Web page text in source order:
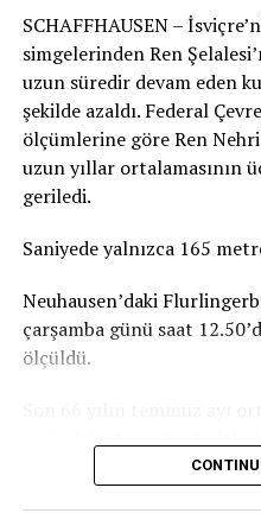
durumun genel olarak
Basel-Landschaft yetkilileri
insanların yemek yemek
kullandığı parkların,
parklarına göre daha fazla
Sigarasız çocuk parkları
İsviçre’deki Stop2Drop
anda 24 belediye sigarasız
uygulamasını kullanıyor.
Aarau’da da seçilen 10
belediyeye göre deneme
değişiklik gözlenmedi.
etkisinin ise henüz
SCHAFFHAUSEN –
simgelerinden Ren
uzun süredir devam eden
şekilde azaldı. Federal
ölçümlerine göre Ren
uzun yıllar ortalamasının
geriledi.
Saniyede yalnızca 165
Neuhausen’daki
çarşamba günü saat
ölçüldü.
anda normal bir temmuz
yüzde 31’i kadar.